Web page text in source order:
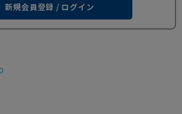
新規会員登録 / ログイン